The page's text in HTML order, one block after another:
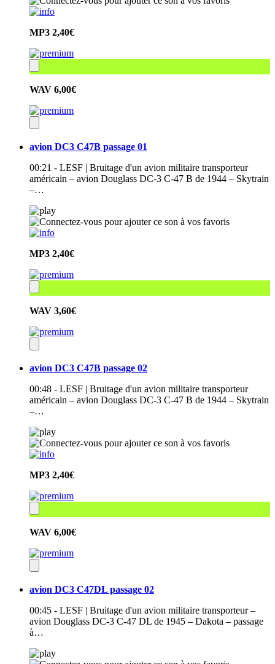
MP3 2,40€
WAV 6,00€
avion DC3 C47B passage 01
00:21 - LESF | Bruitage d'un avion militaire transporteur
américain – avion Douglass DC-3 C-47 B de 1944 – Skytrain
–…
MP3 2,40€
WAV 3,60€
avion DC3 C47B passage 02
00:48 - LESF | Bruitage d'un avion militaire transporteur
américain – avion Douglass DC-3 C-47 B de 1944 – Skytrain
–…
MP3 2,40€
WAV 6,00€
avion DC3 C47DL passage 02
00:45 - LESF | Bruitage d'un avion militaire transporteur –
avion Douglass DC-3 C-47 DL de 1945 – Dakota – passage
à…